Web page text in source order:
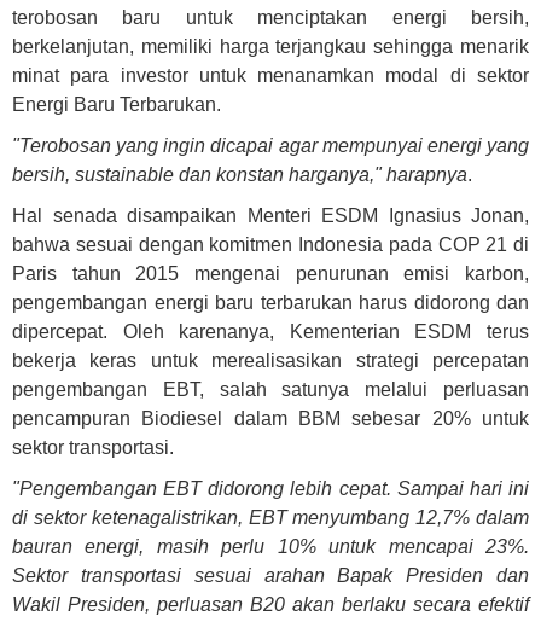
terobosan baru untuk menciptakan energi bersih,
berkelanjutan, memiliki harga terjangkau sehingga menarik
minat para investor untuk menanamkan modal di sektor
Energi Baru Terbarukan.
"Terobosan yang ingin dicapai agar mempunyai energi yang
bersih, sustainable dan konstan harganya," harapnya.
Hal senada disampaikan Menteri ESDM Ignasius Jonan,
bahwa sesuai dengan komitmen Indonesia pada COP 21 di
Paris tahun 2015 mengenai penurunan emisi karbon,
pengembangan energi baru terbarukan harus didorong dan
dipercepat. Oleh karenanya, Kementerian ESDM terus
bekerja keras untuk merealisasikan strategi percepatan
pengembangan EBT, salah satunya melalui perluasan
pencampuran Biodiesel dalam BBM sebesar 20% untuk
sektor transportasi.
"Pengembangan EBT didorong lebih cepat. Sampai hari ini
di sektor ketenagalistrikan, EBT menyumbang 12,7% dalam
bauran energi, masih perlu 10% untuk mencapai 23%.
Sektor transportasi sesuai arahan Bapak Presiden dan
Wakil Presiden, perluasan B20 akan berlaku secara efektif